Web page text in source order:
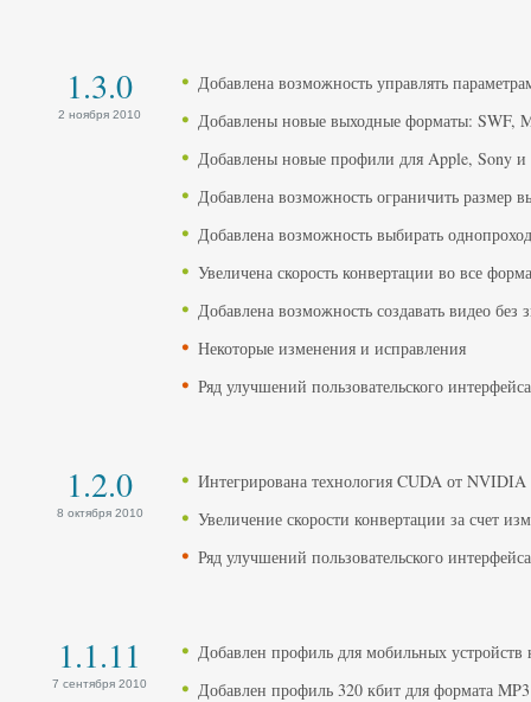
1.3.0
2 ноября 2010
Добавлена возможность управлять
Добавлены новые выходные форматы: SWF,
Добавлены новые профили для Apple, Sony и
Добавлена возможность ограничить размер
Добавлена возможность выбирать
Увеличена скорость конвертации во все
Добавлена возможность создавать видео без
Некоторые изменения и исправления
Ряд улучшений пользовательского интерфейса
1.2.0
8 октября 2010
Интегрирована технология CUDA от NVIDIA
Увеличение скорости конвертации за счет
Ряд улучшений пользовательского интерфейса
1.1.11
7 сентября 2010
Добавлен профиль для мобильных
Добавлен профиль 320 кбит для формата MP3